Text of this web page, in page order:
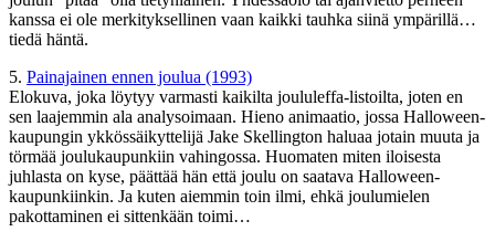
kanssa ei ole merkityksellinen vaan kaikki tauhka siinä ympärillä…
tiedä häntä.
5. Painajainen ennen joulua (1993)
Elokuva, joka löytyy varmasti kaikilta joululeffa-listoilta, joten en
sen laajemmin ala analysoimaan. Hieno animaatio, jossa Halloween-
kaupungin ykkössäikyttelijä Jake Skellington haluaa jotain muuta ja
törmää joulukaupunkiin vahingossa. Huomaten miten iloisesta
juhlasta on kyse, päättää hän että joulu on saatava Halloween-
kaupunkiinkin. Ja kuten aiemmin toin ilmi, ehkä joulumielen
pakottaminen ei sittenkään toimi…